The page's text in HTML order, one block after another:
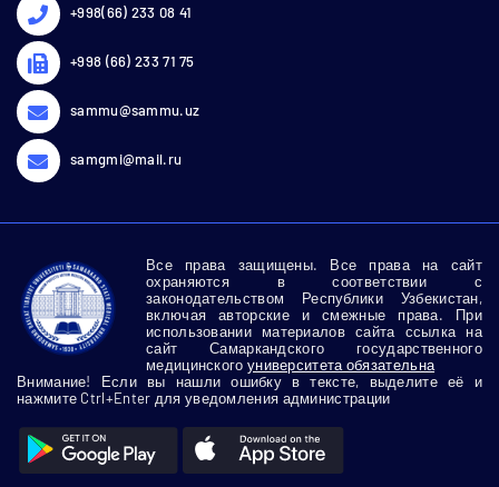
+998(66) 233 08 41
+998 (66) 233 71 75
sammu@sammu.uz
samgmi@mail.ru
Все права защищены. Все права на сайт
охраняются в соответствии с
законодательством Республики Узбекистан,
включая авторские и смежные права. При
использовании материалов сайта ссылка на
сайт Самаркандского государственного
медицинского университета обязательна
Внимание! Если вы нашли ошибку в тексте, выделите её и
нажмите Ctrl+Enter для уведомления администрации